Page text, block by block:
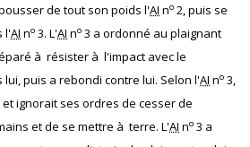
de tout son poids l'AI no 2, puis se
l'AI no 3. L'AI no 3 a ordonné au plaignant
à résister à l'impact avec le
puis a rebondi contre lui. Selon l'AI no 3,
ignorait ses ordres de cesser de
et de se mettre à terre. L'AI no 3 a